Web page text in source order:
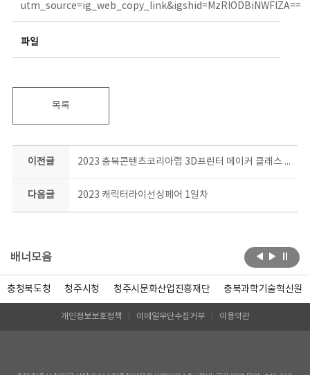
utm_source=ig_web_copy_link&igshid=MzRlODBiNWFlZA==
파일
목록
이전글 2023 충북콘텐츠코리아랩 3D프린터 메이커 클래스 일상소품 제작과정 결과공유회 현장!
다음글 2023 캐릭터라이선싱페어 1일차
배너모음
충청북도청 청주시청 청주시문화산업진흥재단 충북과학기술혁신원
개인정보보호정책 이메일무단수집거부 이용약관